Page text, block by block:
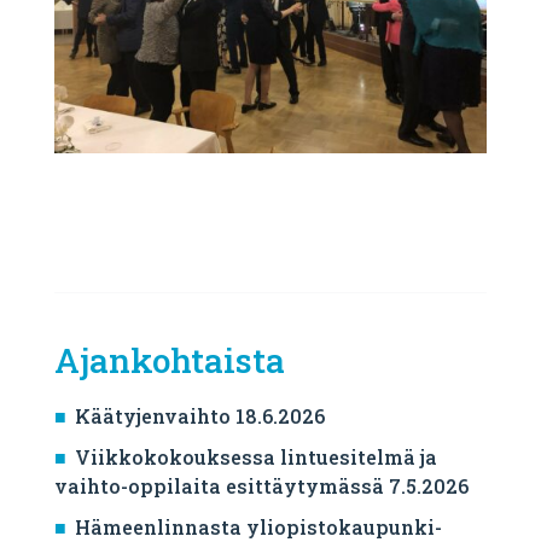
Ajankohtaista
Käätyjenvaihto 18.6.2026
Viikkokokouksessa lintuesitelmä ja
vaihto-oppilaita esittäytymässä 7.5.2026
Hämeenlinnasta yliopistokaupunki-